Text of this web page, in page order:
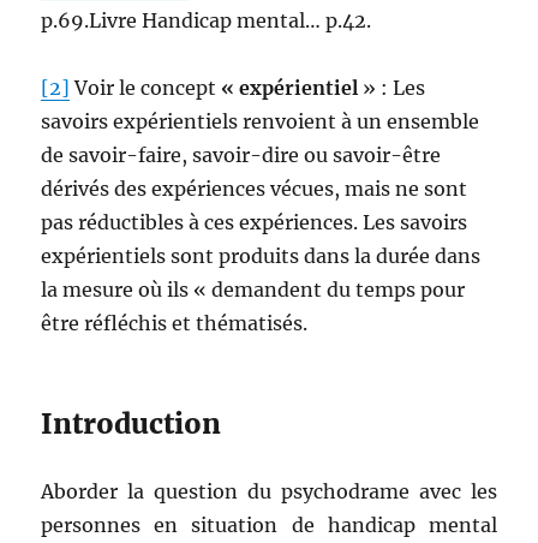
p.69.Livre Handicap mental… p.42.
[2] Voir le concept « expérientiel » : Les
savoirs expérientiels renvoient à un ensemble
de savoir-faire, savoir-dire ou savoir-être
dérivés des expériences vécues, mais ne sont
pas réductibles à ces expériences. Les savoirs
expérientiels sont produits dans la durée dans
la mesure où ils « demandent du temps pour
être réfléchis et thématisés.
Introduction
Aborder la question du psychodrame avec les
personnes en situation de handicap mental